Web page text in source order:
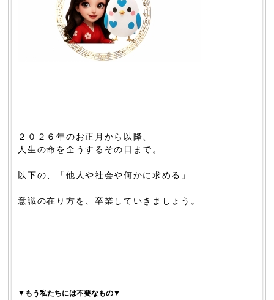
２０２６年のお正月から以降、
人生の命を全うするその日まで。
以下の、「他人や社会や何かに求める」
意識の在り方を、卒業していきましょう。
▼もう私たちには不要なもの▼